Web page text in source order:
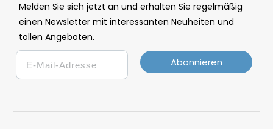
Melden Sie sich jetzt an und erhalten Sie regelmäßig
einen Newsletter mit interessanten Neuheiten und
tollen Angeboten.
Email
Abonnieren